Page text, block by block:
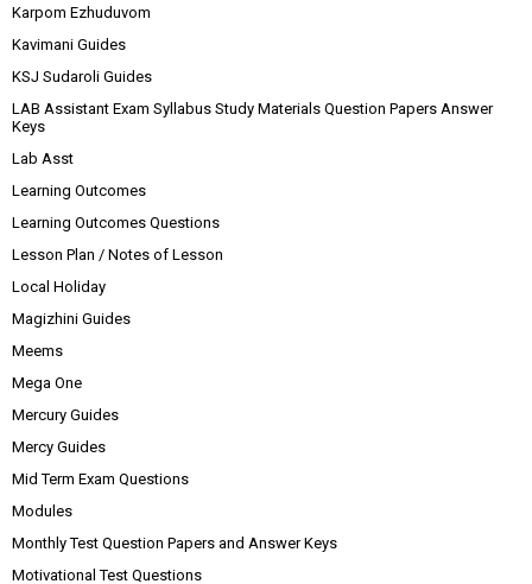
Karpom Ezhuduvom
Kavimani Guides
KSJ Sudaroli Guides
LAB Assistant Exam Syllabus Study Materials Question Papers Answer
Keys
Lab Asst
Learning Outcomes
Learning Outcomes Questions
Lesson Plan / Notes of Lesson
Local Holiday
Magizhini Guides
Meems
Mega One
Mercury Guides
Mercy Guides
Mid Term Exam Questions
Modules
Monthly Test Question Papers and Answer Keys
Motivational Test Questions